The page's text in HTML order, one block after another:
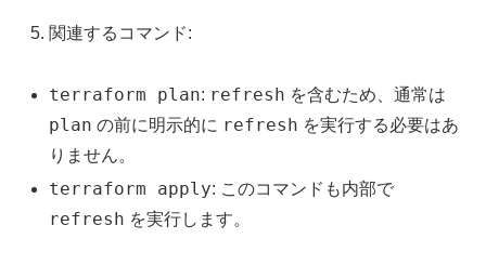
関連するコマンド:
terraform plan: refresh を含むため、通常は
plan の前に明示的に refresh を実行する必要はあ
りません。
terraform apply: このコマンドも内部で
refresh を実行します。